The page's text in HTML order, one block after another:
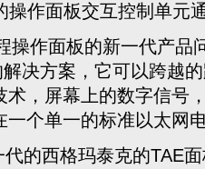
操作面板交互控制单元
作面板的新一代产品
决方案，它可以跨越
，屏幕上的数字信号
一个单一的标准以太网
的西格玛泰克的TAE